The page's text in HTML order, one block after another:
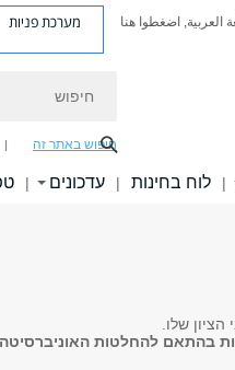
العربية, اضغطوا هنا מערכת פניות
חיפוש באתר זה
| לוח בחינות | עדכונים |
שלו.
בהתאם להחלטות